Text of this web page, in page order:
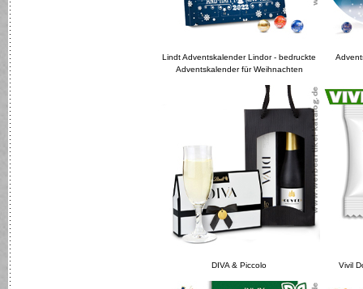
Lindt Adventskalender Lindor - bedruckte
Adventskalender für Weihnachten
DIVA & Piccolo Vivil